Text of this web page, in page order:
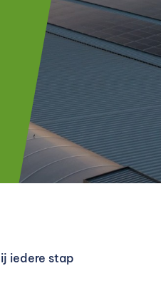
iedere stap